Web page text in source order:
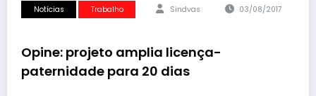
Notícias Trabalho Sindvas 03/08/2017
Opine: projeto amplia licença-
paternidade para 20 dias